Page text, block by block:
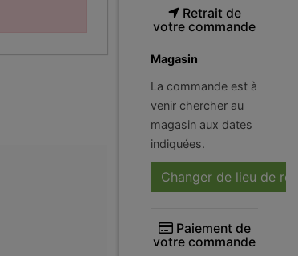
Retrait de
votre commande
Magasin
La commande est à
venir chercher au
magasin aux dates
indiquées.
Changer de lieu de
Paiement de
votre commande